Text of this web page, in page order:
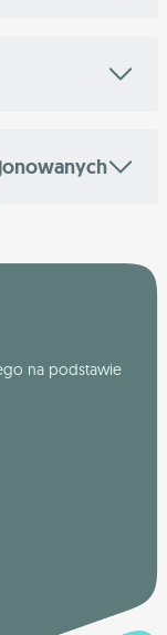
na podstawie